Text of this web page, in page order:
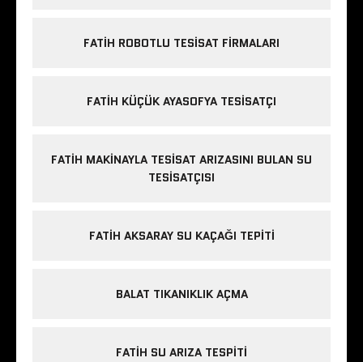
FATIH ROBOTLU TESISAT FIRMALARI
FATIH KÜÇÜK AYASOFYA TESISATÇI
FATIH MAKINAYLA TESISAT ARIZASINI BULAN SU
TESISATÇISI
FATIH AKSARAY SU KAÇAĞI TEPITI
BALAT TIKANIKLIK AÇMA
FATIH SU ARIZA TESPITI